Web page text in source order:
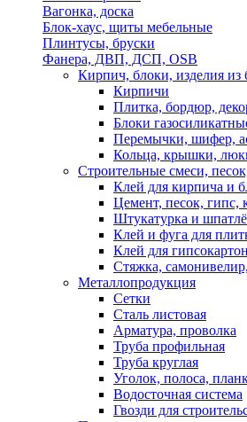
Вагонка, доска
Блок-хаус, щиты мебельные
Плинтусы, бруски
Фанера, ДВП, ДСП, OSB
Кирпич, блоки, изделия из
Кирпичи
Плитка, бордюр,
Блоки
Перемычки, шифер,
Кольца, крышки,
Строительные смеси,
Клей для кирпича и
Цемент, песок, гипс,
Штукатурка и
Клей и фуга для
Клей для
Стяжка,
Металлопродукция
Сетки
Сталь листовая
Арматура, проволка
Труба профильная
Труба круглая
Уголок, полоса,
Водосточная система
Гвозди для